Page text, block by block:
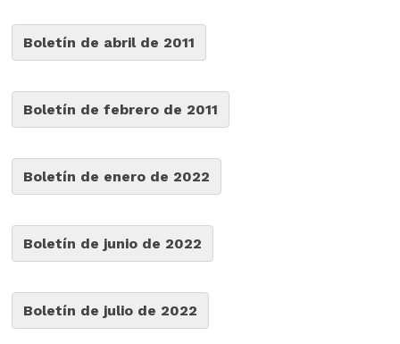
Boletín de abril de 2011
Boletín de febrero de 2011
Boletín de enero de 2022
Boletín de junio de 2022
Boletín de julio de 2022